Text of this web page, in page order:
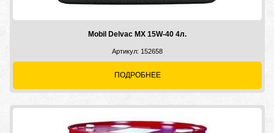
Mobil Delvac MX 15W-40 4л.
Артикул: 152658
ПОДРОБНЕЕ